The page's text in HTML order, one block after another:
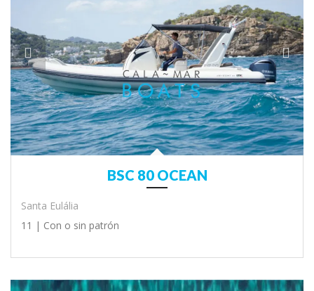
BSC 80 OCEAN
Santa Eulália
11 | Con o sin patrón